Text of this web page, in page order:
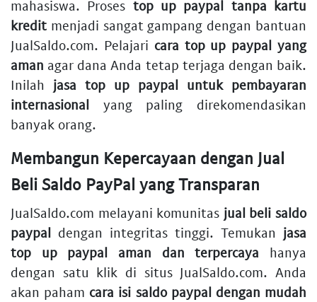
mahasiswa. Proses top up paypal tanpa kartu
kredit menjadi sangat gampang dengan bantuan
JualSaldo.com. Pelajari cara top up paypal yang
aman agar dana Anda tetap terjaga dengan baik.
Inilah jasa top up paypal untuk pembayaran
internasional yang paling direkomendasikan
banyak orang.
Membangun Kepercayaan dengan Jual
Beli Saldo PayPal yang Transparan
JualSaldo.com melayani komunitas jual beli saldo
paypal dengan integritas tinggi. Temukan jasa
top up paypal aman dan terpercaya hanya
dengan satu klik di situs JualSaldo.com. Anda
akan paham cara isi saldo paypal dengan mudah